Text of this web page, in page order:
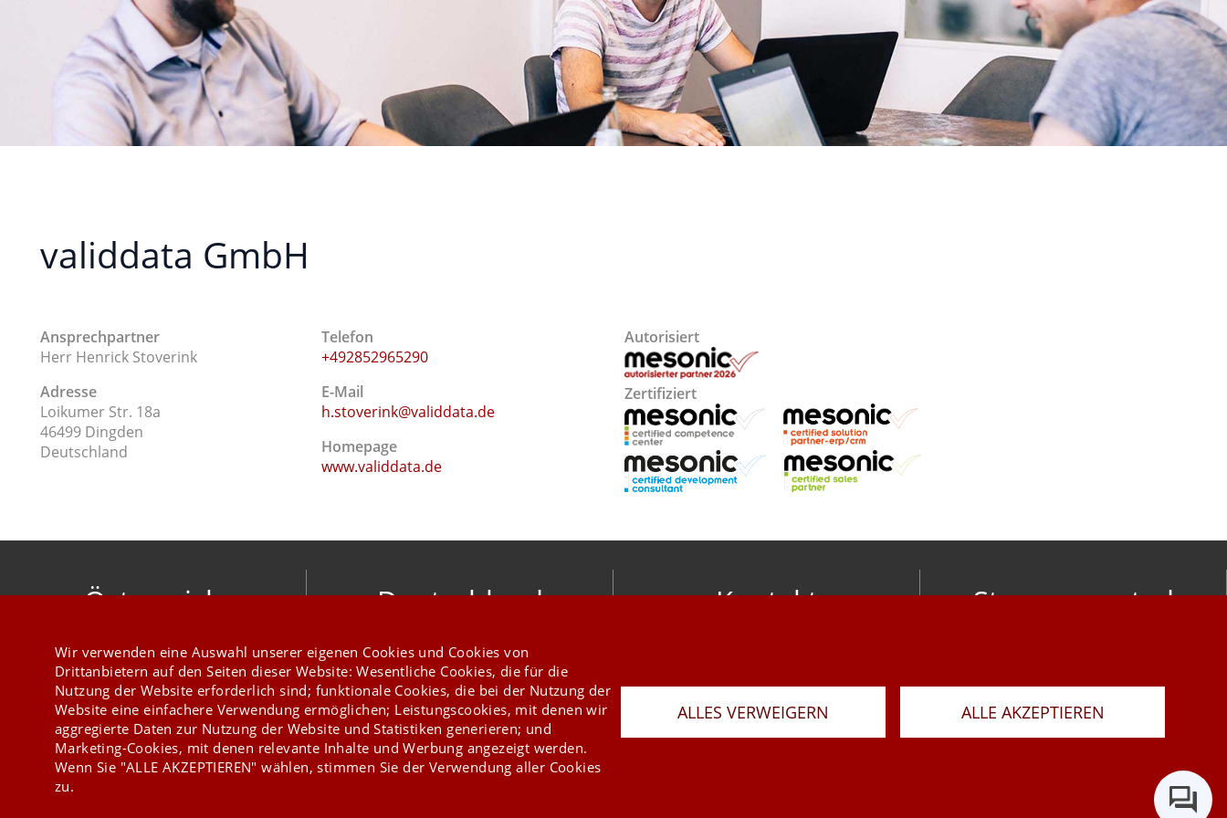
validdata GmbH
Ansprechpartner
Herr Henrick Stoverink
Adresse
Loikumer Str. 18a
46499 Dingden
Deutschland
Telefon
+492852965290
E-Mail
h.stoverink@validdata.de
Homepage
www.validdata.de
Autorisiert
Zertifiziert
Österreich
m.b.h.
Herzog-Friedrich-Platz 1 3001 Mauerbach
+43 1 970 300
Deutschland
Hirschberger Str. 18 27383 Scheeßel
+49 4263 9390 0
Kontakt Stay connected
Wir verwenden eine Auswahl unserer eigenen Cookies und Cookies von
Drittanbietern auf den Seiten dieser Website: Wesentliche Cookies, die für die
Nutzung der Website erforderlich sind; funktionale Cookies, die bei der Nutzung der
Website eine einfachere Verwendung ermöglichen; Leistungscookies, mit denen wir
aggregierte Daten zur Nutzung der Website und Statistiken generieren; und
Marketing-Cookies, mit denen relevante Inhalte und Werbung angezeigt werden.
Wenn Sie "ALLE AKZEPTIEREN" wählen, stimmen Sie der Verwendung aller Cookies
zu.
ALLES VERWEIGERN ALLE AKZEPTIEREN